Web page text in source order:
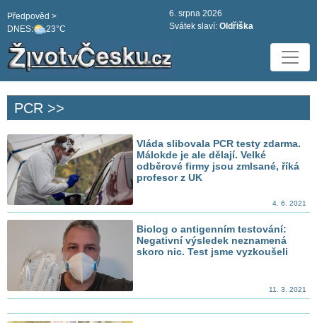
DNES: 23°C
Předpověd >
6. srpna 2026
Svátek slaví: Oldřiška
PCR >>
Vláda slibovala PCR testy zdarma.
Málokde je ale dělají. Velké
odběrové firmy jsou zmlsané, říká
profesor z UK
4. 6. 2021
Biolog o antigenním testování:
Negativní výsledek neznamená
skoro nic. Test jsme vyzkoušeli
11. 3. 2021